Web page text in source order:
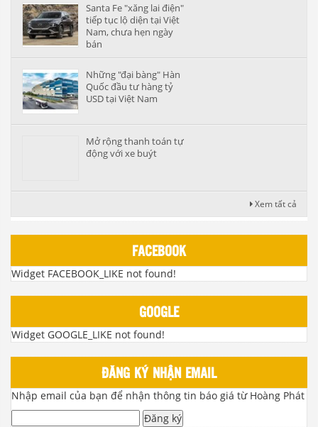
Santa Fe "xăng lai điện"
tiếp tục lộ diện tại Việt
Nam, chưa hẹn ngày
bán
Những "đại bàng" Hàn
Quốc đầu tư hàng tỷ
USD tại Việt Nam
Mở rộng thanh toán tự
động với xe buýt
Xem tất cả
FACEBOOK
Widget FACEBOOK_LIKE not found!
GOOGLE
Widget GOOGLE_LIKE not found!
ĐĂNG KÝ NHẬN EMAIL
Nhập email của bạn để nhận thông tin báo giá từ Hoàng Phát
Đăng ký